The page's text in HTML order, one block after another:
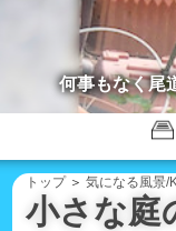
何事もなく
トップ＞ 気になる風景/
小さな庭